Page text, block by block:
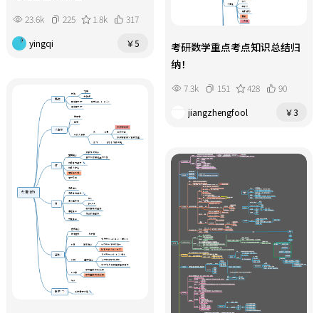
23.6k 225 1.8k
317
yingqi
￥5
考研数学重点考点知识总结归
纳！
7.3k 151 428
90
jiangzhengfool
￥3